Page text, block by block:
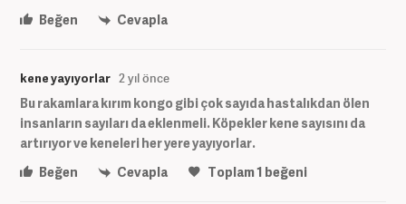
Beğen
Cevapla
kene yayıyorlar 2 yıl önce
Bu rakamlara kırım kongo gibi çok sayıda hastalıkdan ölen
insanların sayıları da eklenmeli. Köpekler kene sayısını da
artırıyor ve keneleri her yere yayıyorlar.
Beğen
Cevapla Toplam1 beğeni